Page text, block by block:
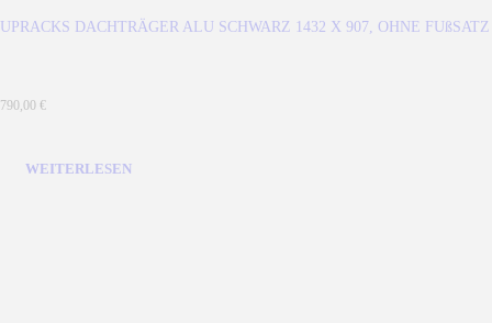
UPRACKS DACHTRÄGER ALU SCHWARZ 1432 X 907, OHNE FUßSATZ
790,00 €
WEITERLESEN